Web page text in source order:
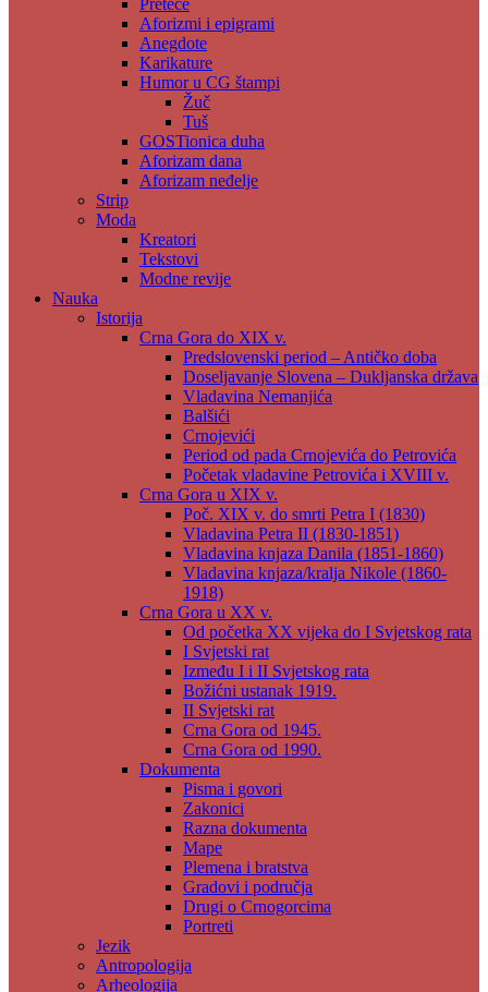
Preteče
Aforizmi i epigrami
Anegdote
Karikature
Humor u CG štampi
Žuč
Tuš
GOSTionica duha
Aforizam dana
Aforizam neđelje
Strip
Moda
Kreatori
Tekstovi
Modne revije
Nauka
Istorija
Crna Gora do XIX v.
Predslovenski period – Antičko doba
Doseljavanje Slovena – Dukljanska država
Vladavina Nemanjića
Balšići
Crnojevići
Period od pada Crnojevića do Petrovića
Početak vladavine Petrovića i XVIII v.
Crna Gora u XIX v.
Poč. XIX v. do smrti Petra I (1830)
Vladavina Petra II (1830-1851)
Vladavina knjaza Danila (1851-1860)
Vladavina knjaza/kralja Nikole (1860-
1918)
Crna Gora u XX v.
Od početka XX vijeka do I Svjetskog rata
I Svjetski rat
Između I i II Svjetskog rata
Božićni ustanak 1919.
II Svjetski rat
Crna Gora od 1945.
Crna Gora od 1990.
Dokumenta
Pisma i govori
Zakonici
Razna dokumenta
Mape
Plemena i bratstva
Gradovi i područja
Drugi o Crnogorcima
Portreti
Jezik
Antropologija
Arheologija